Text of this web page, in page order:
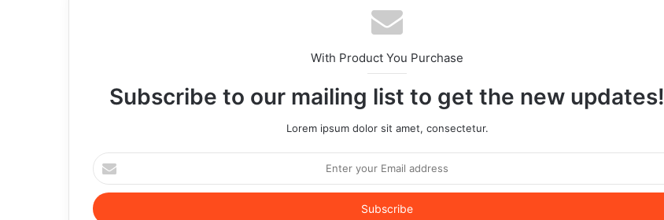
With Product You Purchase
Subscribe to our mailing list to get the new updates!
Lorem ipsum dolor sit amet, consectetur.
Enter
your
Email
address